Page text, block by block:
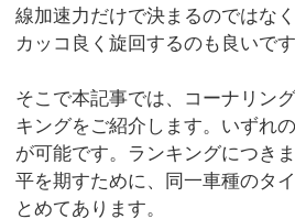
線加速力だけで決まるのではな
カッコ良く旋回するのも良いです
そこで本記事では、コーナリン
キングをご紹介します。いずれ
が可能です。ランキングにつき
平を期すために、同一車種のタ
とめてあります。